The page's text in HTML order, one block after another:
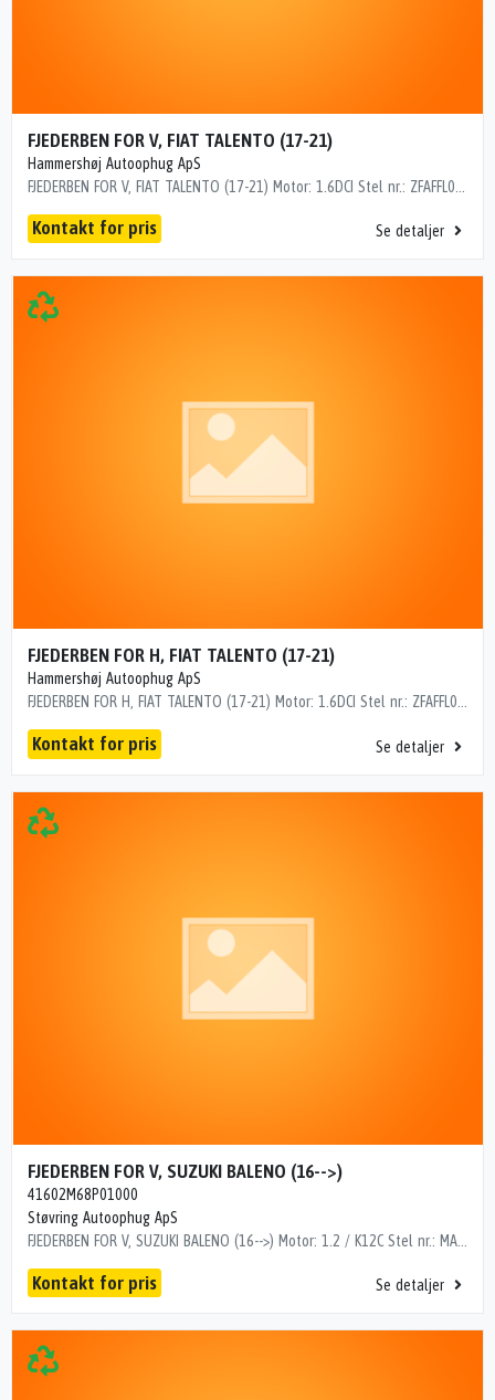
FJEDERBEN FOR V, FIAT TALENTO (17-21)
Hammershøj Autoophug ApS
Kontakt for pris Se detaljer
FJEDERBEN FOR H, FIAT TALENTO (17-21)
Hammershøj Autoophug ApS
FJEDERBEN FOR H, FIAT TALENTO (17-21) Motor: 1.6DCI Stel nr.: ZFAFFL000J5088960 Årgang.: 2020 Del nr..: MK2609966 Dito nr.: 21193602 Stamkort nr.: 25V00023 Kilometer: 108000 "ZFAFFL000J5088960"
Kontakt for pris Se detaljer
FJEDERBEN FOR V, SUZUKI BALENO (16-->)
41602M68P01000
Støvring Autoophug ApS
Kontakt for pris Se detaljer